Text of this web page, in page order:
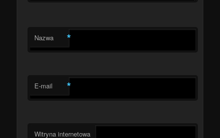
Nazwa *
E-mail *
Witryna internetowa